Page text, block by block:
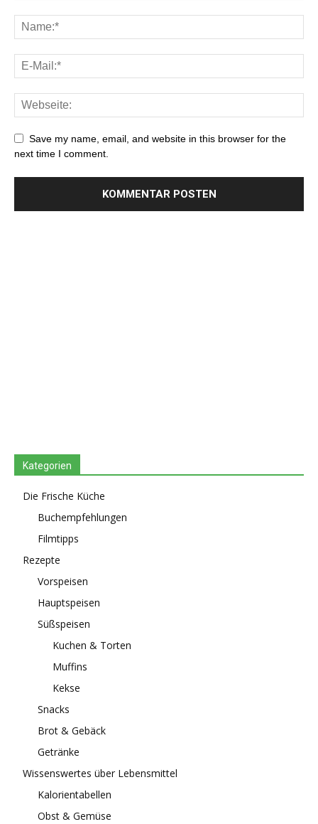
Save my name, email, and website in this browser for the
next time I comment.
Kategorien
Die Frische Küche
Buchempfehlungen
Filmtipps
Rezepte
Vorspeisen
Hauptspeisen
Süßspeisen
Kuchen & Torten
Muffins
Kekse
Snacks
Brot & Gebäck
Getränke
Wissenswertes über Lebensmittel
Kalorientabellen
Obst & Gemüse